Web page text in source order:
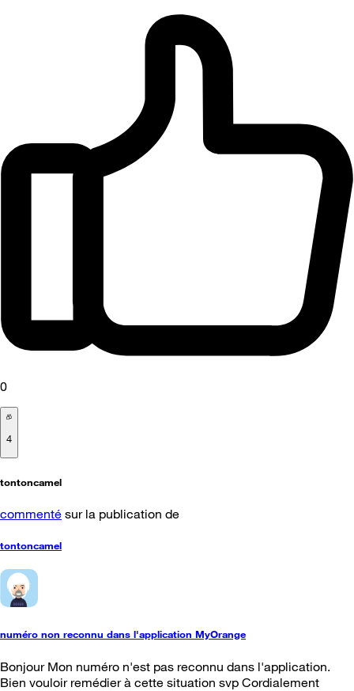
0
4
tontoncamel
commenté sur la publication de
tontoncamel
numéro non reconnu dans l'application MyOrange
Bonjour Mon numéro n'est pas reconnu dans l'application.
Bien vouloir remédier à cette situation svp Cordialement